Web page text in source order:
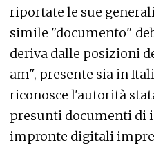
riportate le sue
simile "documento"
deriva dalle posizioni
am", presente sia in
riconosce l'autorità
presunti documenti di
impronte digitali